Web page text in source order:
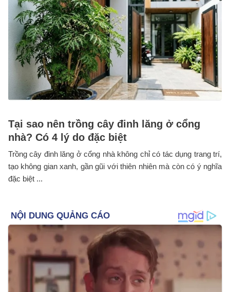
Tại sao nên trồng cây đinh lăng ở cổng
nhà? Có 4 lý do đặc biệt
Trồng cây đinh lăng ở cổng nhà không chỉ có tác dụng trang trí,
tạo không gian xanh, gần gũi với thiên nhiên mà còn có ý nghĩa
đặc biệt ...